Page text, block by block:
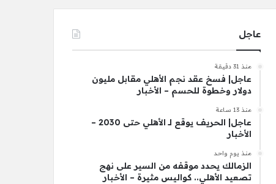
عاجل
منذ 31 دقيقة
عاجل| فسخ عقد نجم الأهلي مقابل مليون
دولار وخطوة للحسم – الأخبار
منذ 13 ساعة
عاجل| الحريف يوقع لـ الأهلي حتى 2030 –
الأخبار
منذ يوم واحد
الزمالك يحدد موقفه من السير على نهج
تصعيد الأهلي.. كواليس مثيرة – الأخبار